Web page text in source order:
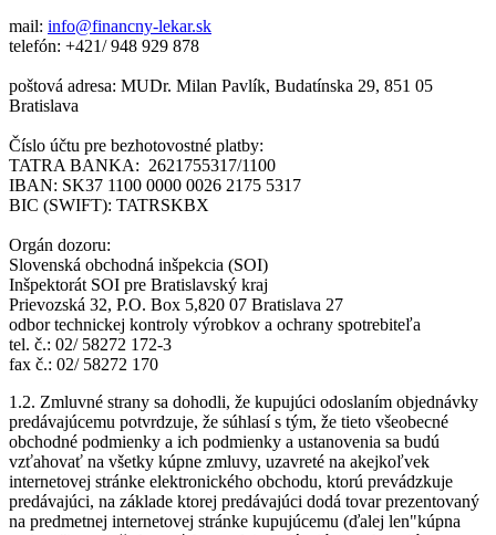
mail: info@financny-lekar.sk
telefón: +421/ 948 929 878
poštová adresa: MUDr. Milan Pavlík, Budatínska 29, 851 05
Bratislava
Číslo účtu pre bezhotovostné platby:
TATRA BANKA: 2621755317/1100
IBAN: SK37 1100 0000 0026 2175 5317
BIC (SWIFT): TATRSKBX
Orgán dozoru:
Slovenská obchodná inšpekcia (SOI)
Inšpektorát SOI pre Bratislavský kraj
Prievozská 32, P.O. Box 5,820 07 Bratislava 27
odbor technickej kontroly výrobkov a ochrany spotrebiteľa
tel. č.: 02/ 58272 172-3
fax č.: 02/ 58272 170
1.2. Zmluvné strany sa dohodli, že kupujúci odoslaním objednávky
predávajúcemu potvrdzuje, že súhlasí s tým, že tieto všeobecné
obchodné podmienky a ich podmienky a ustanovenia sa budú
vzťahovať na všetky kúpne zmluvy, uzavreté na akejkoľvek
internetovej stránke elektronického obchodu, ktorú prevádzkuje
predávajúci, na základe ktorej predávajúci dodá tovar prezentovaný
na predmetnej internetovej stránke kupujúcemu (ďalej len"kúpna